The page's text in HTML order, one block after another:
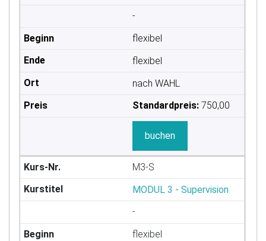
-
flexibel
flexibel
nach WAHL
Standardpreis: 750,00
buchen
M3-S
MODUL 3 - Supervision
-
flexibel